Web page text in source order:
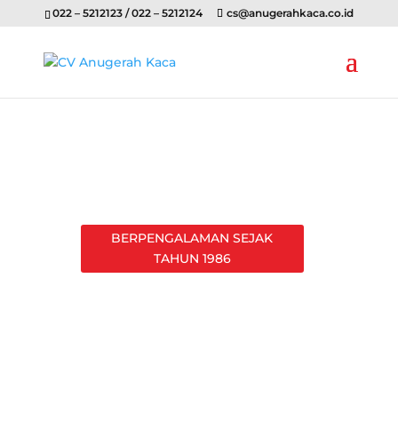
022 – 5212123 / 022 – 5212124 cs@anugerahkaca.co.id
BERPENGALAMAN SEJAK
TAHUN 1986